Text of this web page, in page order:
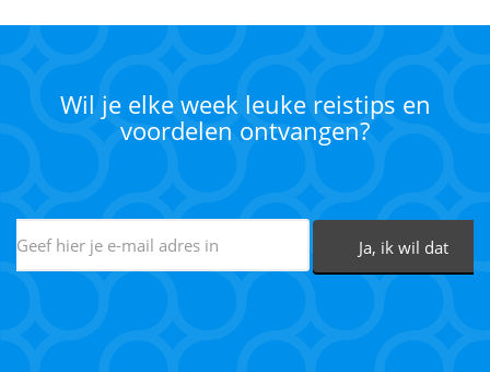
Wil je elke week leuke reistips en
voordelen ontvangen?